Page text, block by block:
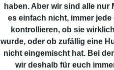
haben. Aber wir sind alle
es einfach nicht, immer
kontrollieren, ob sie
wurde, oder ob zufällig eine
nicht eingemischt hat. Bei
wir deshalb für euch